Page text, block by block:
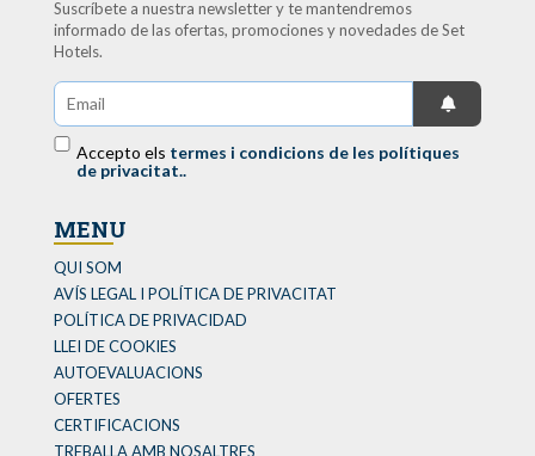
Suscríbete a nuestra newsletter y te mantendremos
informado de las ofertas, promociones y novedades de Set
Hotels.
Accepto els termes i condicions de les polítiques
de privacitat..
MENU
QUI SOM
AVÍS LEGAL I POLÍTICA DE PRIVACITAT
POLÍTICA DE PRIVACIDAD
LLEI DE COOKIES
AUTOEVALUACIONS
OFERTES
CERTIFICACIONS
TREBALLA AMB NOSALTRES